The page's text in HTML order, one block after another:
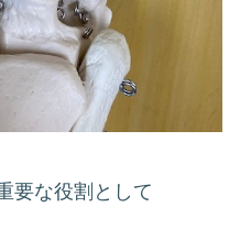
要な役割として